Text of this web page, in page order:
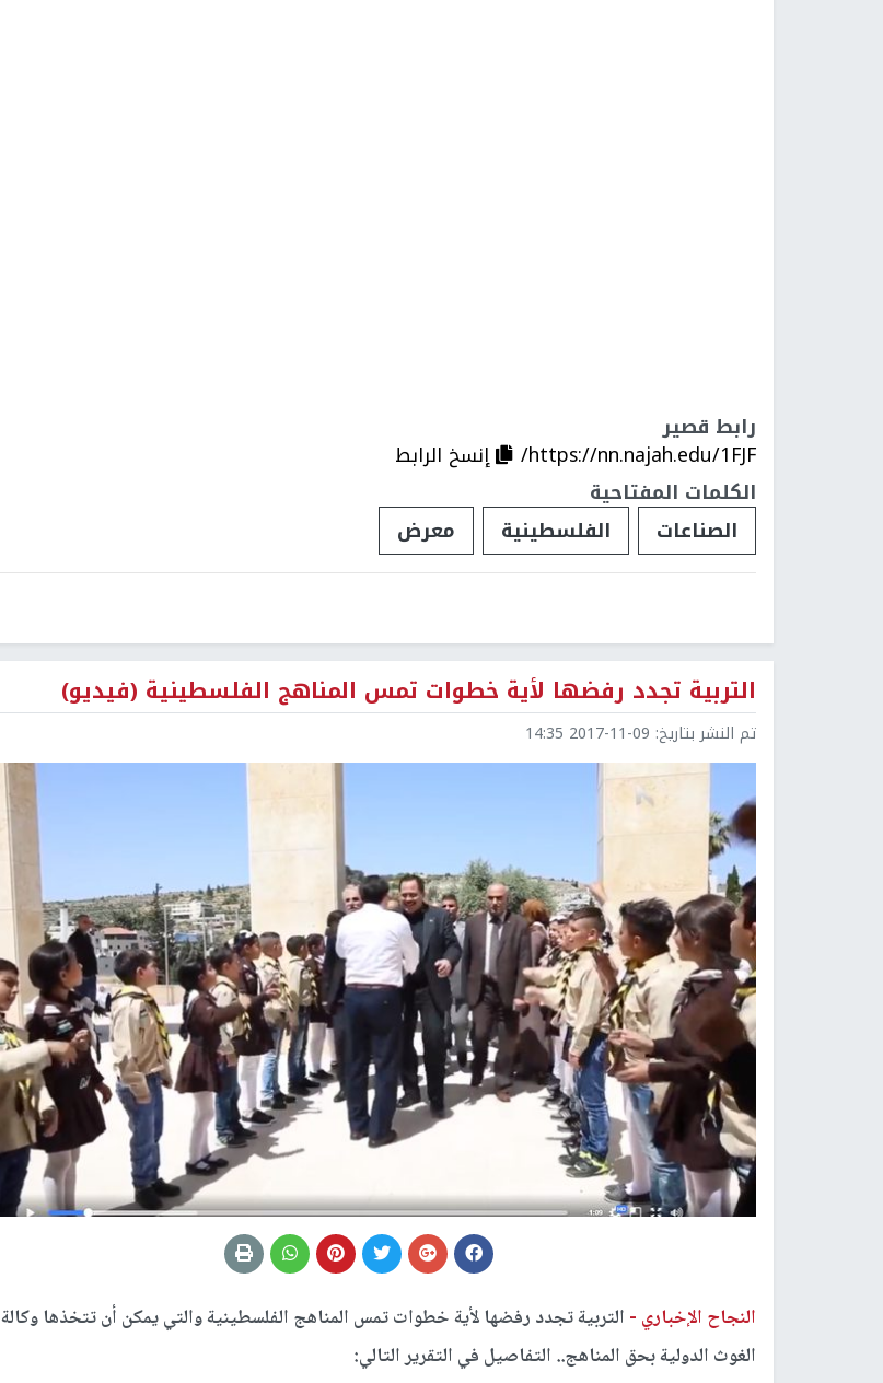
رابط قصير
https://nn.najah.edu/1FJF/
إنسخ الرابط
الكلمات المفتاحية
الصناعات
الفلسطينية معرض
التربية تجدد رفضها لأية خطوات تمس المناهج الفلسطينية (فيديو)
تم النشر بتاريخ: 2017-11-09 14:35
النجاح الإخباري - التربية تجدد رفضها لأية خطوات تمس المناهج الفلسطينية والتي يمكن أن تتخذها وكالة
الغوث الدولية بحق المناهج.. التفاصيل في التقرير التالي: